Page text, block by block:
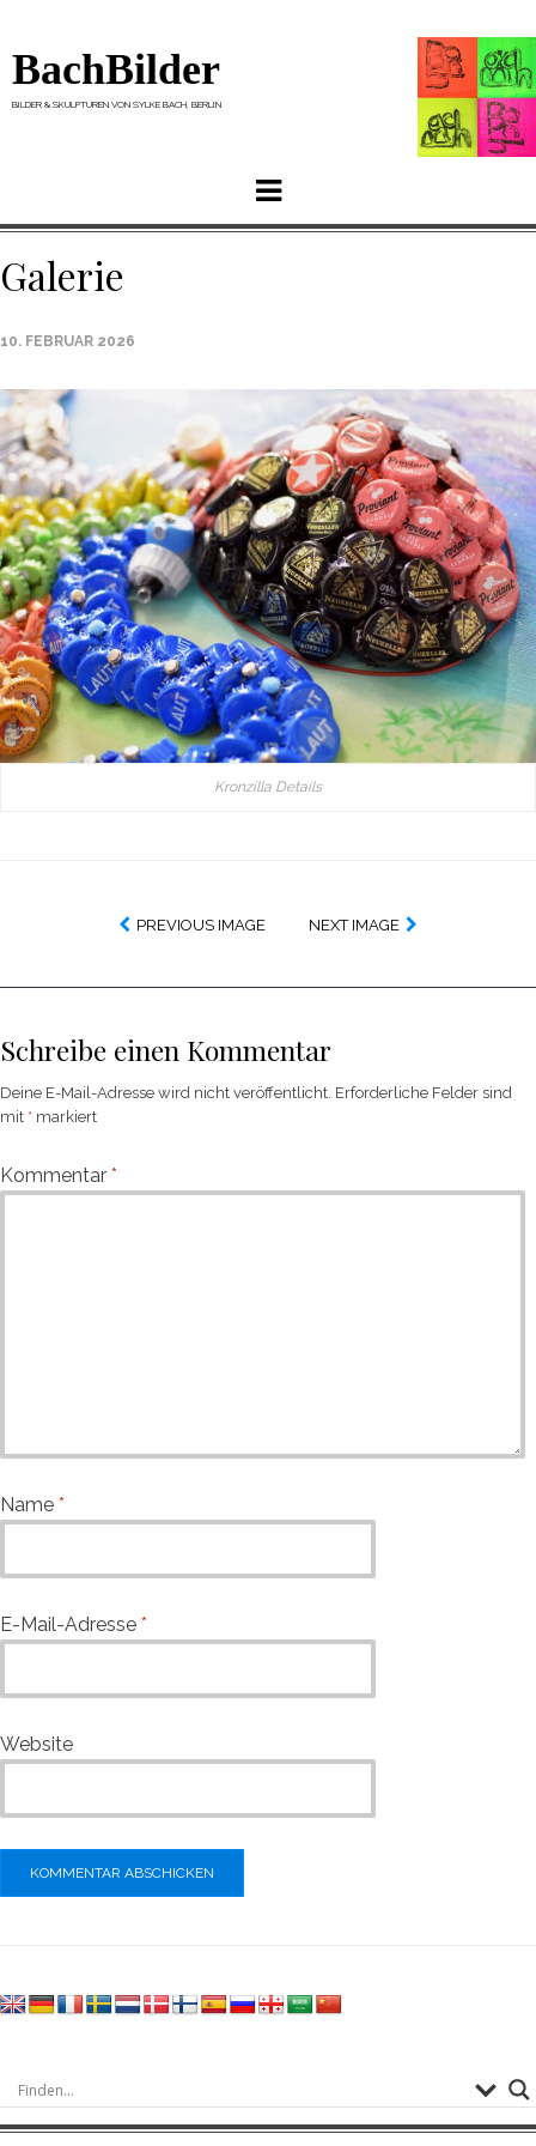
BachBilder
BILDER & SKULPTUREN VON SYLKE BACH, BERLIN
Menu
Galerie
10. FEBRUAR 2026
Kronzilla Details
PREVIOUS IMAGE NEXT IMAGE
Schreibe einen Kommentar
Deine E-Mail-Adresse wird nicht veröffentlicht. Erforderliche Felder sind
mit * markiert
Kommentar *
Name *
E-Mail-Adresse *
Website